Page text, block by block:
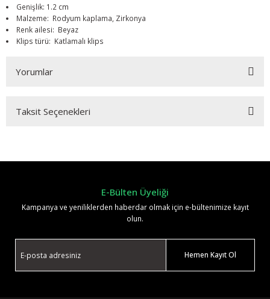
Genişlik: 1.2 cm
Malzeme: Rodyum kaplama, Zirkonya
Renk ailesi: Beyaz
Klips türü: Katlamalı klips
Yorumlar
Taksit Seçenekleri
E-Bülten Üyeliği
Kampanya ve yeniliklerden haberdar olmak için e-bültenimize kayıt
olun.
Hemen Kayıt Ol